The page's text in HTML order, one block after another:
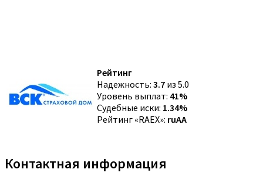
Рейтинг
Надежность: 3.7 из 5.0
Уровень выплат: 41%
Судебные иски: 1.34%
Рейтинг «RAEX»: ruAA
Контактная информация